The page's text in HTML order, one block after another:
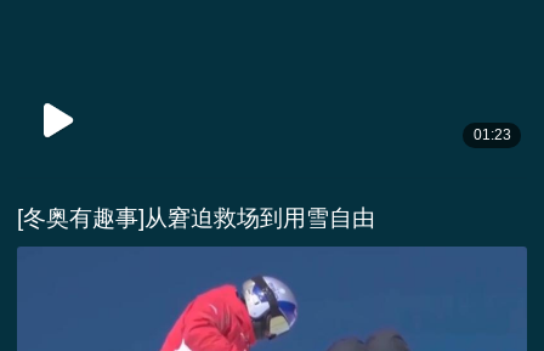
01:23
[冬奥有趣事]从窘迫救场到用雪自由